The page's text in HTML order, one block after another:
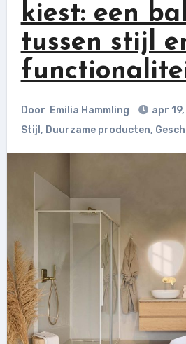
kiest: een
tussen stijl
Door Emilia Hammling apr
Stijl , Duurzame producten,